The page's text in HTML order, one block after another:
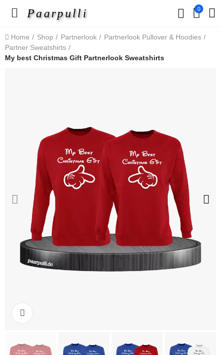
Paarpulli 0
Home Shop Partnerlook
Partnerlook Pullover & Hoodies
Partner Sweatshirts
My best Christmas Gift Partnerlook Sweatshirts